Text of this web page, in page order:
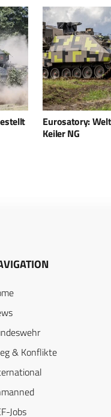
den
Rheinmetall
baut
& Konflikte
Jobs